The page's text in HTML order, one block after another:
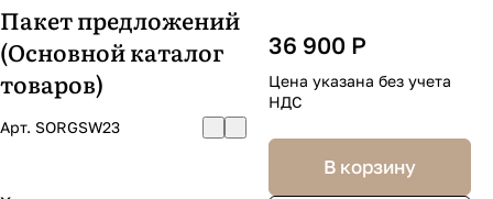
Пакет предложений
(Основной каталог
товаров)
Арт. SORGSW23
36 900 Р
Цена указана без учета
НДС
В корзину